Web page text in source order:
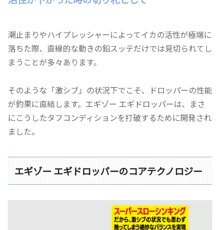
潮止まりやハイプレッシャーによってイカの活性が極端に
落ちた際、直線的な動きの鉛スッテだけでは見切られてし
まうことが多々あります。
そのような「激シブ」の状況下でこそ、ドロッパーの性能
が釣果に直結します。エギゾー エギドロッパーは、まさ
にこうしたタフコンディションを打破するために開発され
ました。
エギゾー エギドロッパーのコアテクノロジー